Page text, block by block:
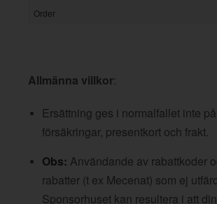
Order
Allmänna villkor:
Ersättning ges i normalfallet inte
försäkringar, presentkort och frakt.
Obs: Användande av rabattkoder
rabatter (t ex Mecenat) som ej
Sponsorhuset kan resultera i att